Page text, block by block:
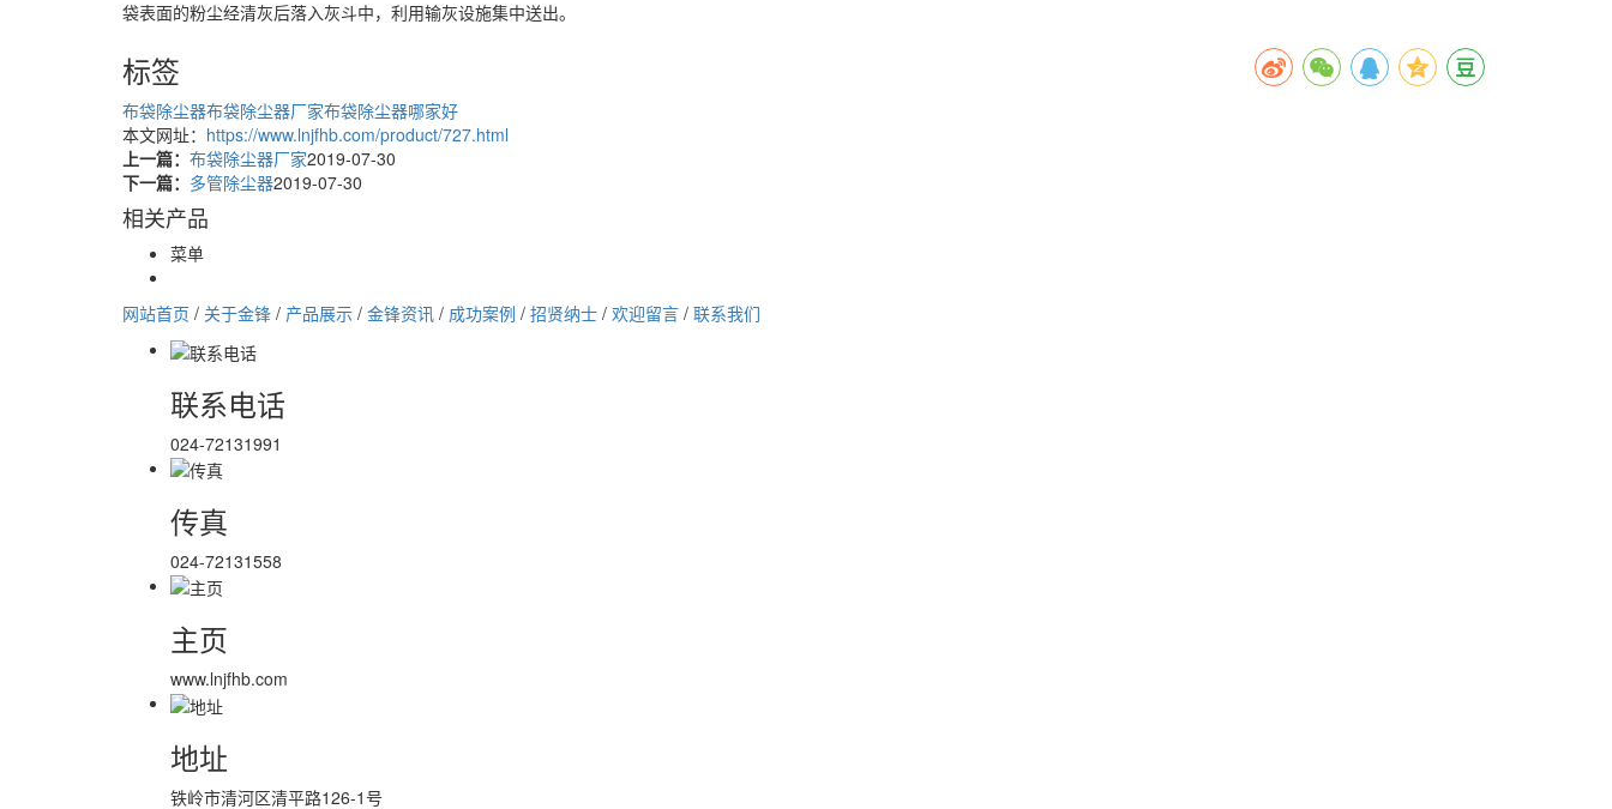
袋表面的粉尘经清灰后落入灰斗中，利用输灰设施集中送出。
标签
布袋除尘器布袋除尘器厂家布袋除尘器哪家好
本文网址： https://www.lnjfhb.com/product/727.html
上一篇： 布袋除尘器厂家2019-07-30
下一篇： 多管除尘器2019-07-30
相关产品
菜单
网站首页 / 关于金锋 / 产品展示 / 金锋资讯 / 成功案例 / 招贤纳士 / 欢迎留言 / 联系我们
联系电话
024-72131991
传真
024-72131558
主页
www.lnjfhb.com
地址
铁岭市清河区清平路126-1号